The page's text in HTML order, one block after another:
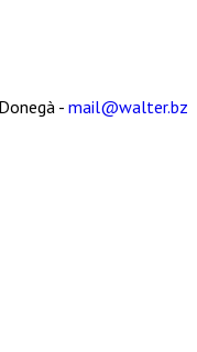
- mail@walter.bz